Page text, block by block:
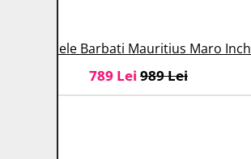
de Piele Barbati Mauritius Maro
789 Lei 989 Lei